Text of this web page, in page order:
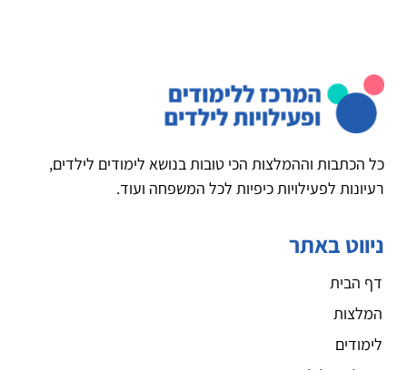
כל הכתבות וההמלצות הכי טובות בנושא לימודים לילדים,
רעיונות לפעילויות כיפיות לכל המשפחה ועוד.
ניווט באתר
דף הבית
המלצות
לימודים